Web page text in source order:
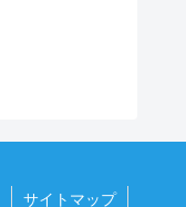
サイトマップ